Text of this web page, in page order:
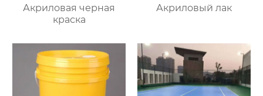
Акриловая черная
краска
Акриловый лак